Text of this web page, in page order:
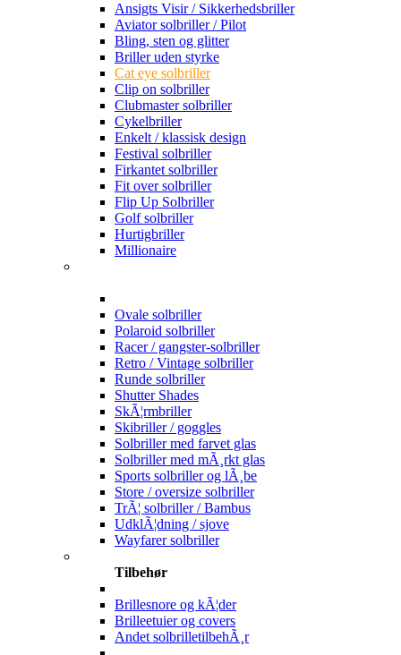
Ansigts Visir / Sikkerhedsbriller
Aviator solbriller / Pilot
Bling, sten og glitter
Briller uden styrke
Cat eye solbriller
Clip on solbriller
Clubmaster solbriller
Cykelbriller
Enkelt / klassisk design
Festival solbriller
Firkantet solbriller
Fit over solbriller
Flip Up Solbriller
Golf solbriller
Hurtigbriller
Millionaire
Ovale solbriller
Polaroid solbriller
Racer / gangster-solbriller
Retro / Vintage solbriller
Runde solbriller
Shutter Shades
SkÃ¦rmbriller
Skibriller / goggles
Solbriller med farvet glas
Solbriller med mÃ¸rkt glas
Sports solbriller og lÃ¸be
Store / oversize solbriller
TrÃ¦ solbriller / Bambus
UdklÃ¦dning / sjove
Wayfarer solbriller
Tilbehør
Brillesnore og kÃ¦der
Brilleetuier og covers
Andet solbrilletilbehÃ¸r